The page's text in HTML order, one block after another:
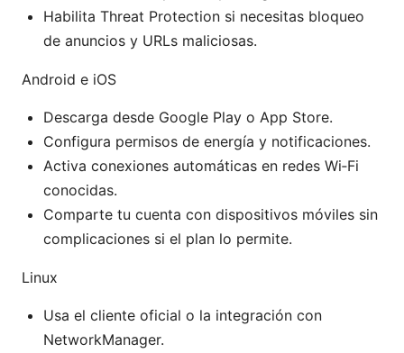
Habilita Threat Protection si necesitas bloqueo
de anuncios y URLs maliciosas.
Android e iOS
Descarga desde Google Play o App Store.
Configura permisos de energía y notificaciones.
Activa conexiones automáticas en redes Wi‑Fi
conocidas.
Comparte tu cuenta con dispositivos móviles sin
complicaciones si el plan lo permite.
Linux
Usa el cliente oficial o la integración con
NetworkManager.